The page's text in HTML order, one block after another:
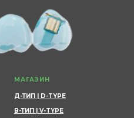
МАГАЗИН
Д-ТИП | D-TYPE
В-ТИП | V-TYPE